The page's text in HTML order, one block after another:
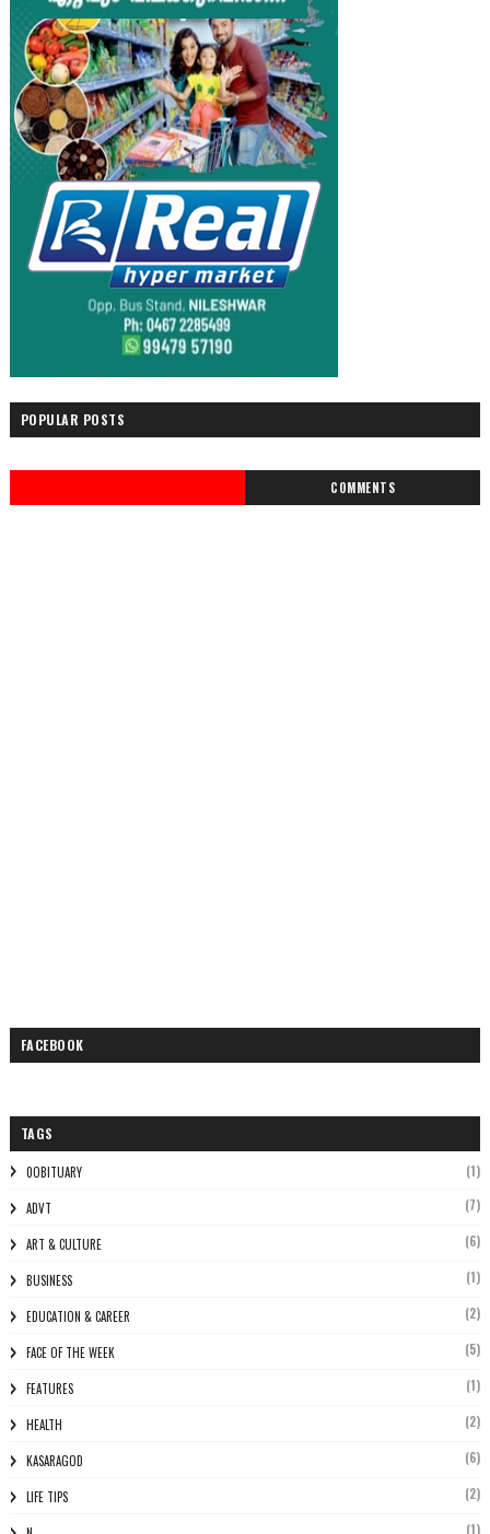
POPULAR POSTS
COMMENTS
FACEBOOK
TAGS
0OBITUARY (1)
ADVT (7)
ART & CULTURE (6)
BUSINESS (1)
EDUCATION & CAREER (2)
FACE OF THE WEEK (5)
FEATURES (1)
HEALTH (2)
KASARAGOD (6)
LIFE TIPS (2)
(1)